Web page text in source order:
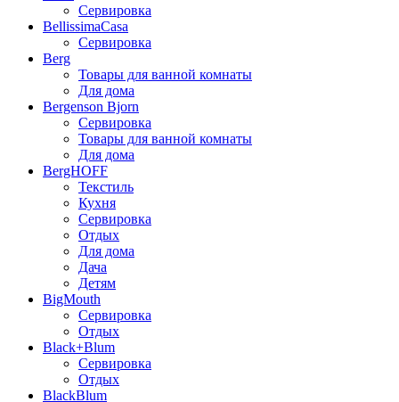
Сервировка
BellissimaCasa
Сервировка
Berg
Товары для ванной комнаты
Для дома
Bergenson Bjorn
Сервировка
Товары для ванной комнаты
Для дома
BergHOFF
Текстиль
Кухня
Сервировка
Отдых
Для дома
Дача
Детям
BigMouth
Сервировка
Отдых
Black+Blum
Сервировка
Отдых
BlackBlum